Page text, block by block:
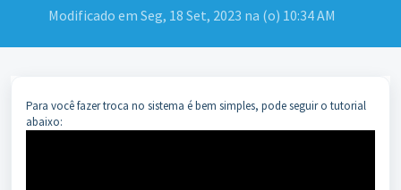
Modificado em Seg, 18 Set, 2023 na (o) 10:34 AM
Para você fazer troca no sistema é bem simples, pode seguir o tutorial
abaixo: